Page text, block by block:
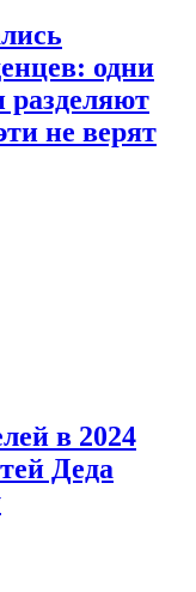
одни
не верят
в 2024
Деда